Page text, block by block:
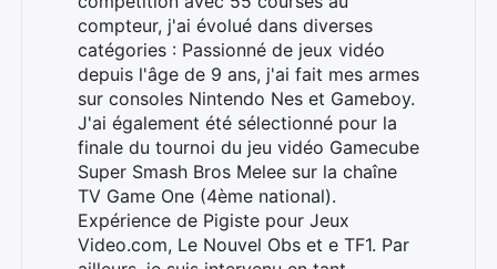
compteur, j'ai évolué dans diverses
catégories : Passionné de jeux vidéo
depuis l'âge de 9 ans, j'ai fait mes armes
sur consoles Nintendo Nes et Gameboy.
J'ai également été sélectionné pour la
finale du tournoi du jeu vidéo Gamecube
Super Smash Bros Melee sur la chaîne
TV Game One (4ème national).
Expérience de Pigiste pour Jeux
Video.com, Le Nouvel Obs et e TF1. Par